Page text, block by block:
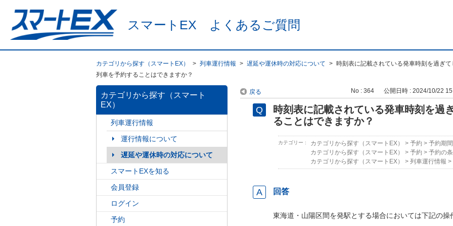
スマートEX よくあるご質問
カテゴリから探す（スマートEX） > 列車運行情報 > 遅延や運休時の対応について > 時刻表に記載されている発車時刻を過ぎて
列車を予約することはできますか？
カテゴリから探す（スマート
EX）
列車運行情報
運行情報について
遅延や運休時の対応について
スマートEXを知る
会員登録
ログイン
予約
戻る No : 364 公開日時 : 2024/10/22
時刻表に記載されている発車時刻を過
ることはできますか？
カテゴリー : カテゴリから探す（スマートEX） > 予約 > 予約期
カテゴリから探す（スマートEX）
> 予約 > 予約の
カテゴリから探す（スマートEX）
> 列車運行情報 >
回答
東海道・山陽区間を発駅とする場合においては下記の操